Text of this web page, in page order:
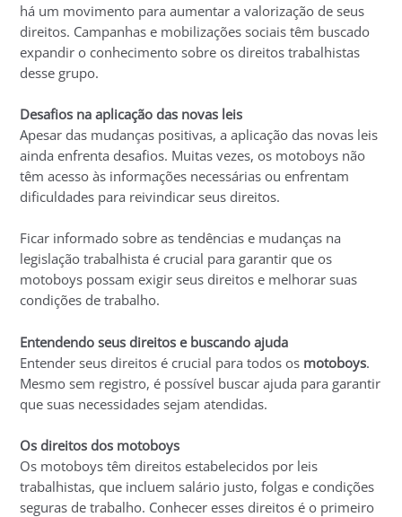
há um movimento para aumentar a valorização de seus
direitos. Campanhas e mobilizações sociais têm buscado
expandir o conhecimento sobre os direitos trabalhistas
desse grupo.
Desafios na aplicação das novas leis
Apesar das mudanças positivas, a aplicação das novas leis
ainda enfrenta desafios. Muitas vezes, os motoboys não
têm acesso às informações necessárias ou enfrentam
dificuldades para reivindicar seus direitos.
Ficar informado sobre as tendências e mudanças na
legislação trabalhista é crucial para garantir que os
motoboys possam exigir seus direitos e melhorar suas
condições de trabalho.
Entendendo seus direitos e buscando ajuda
Entender seus direitos é crucial para todos os motoboys.
Mesmo sem registro, é possível buscar ajuda para garantir
que suas necessidades sejam atendidas.
Os direitos dos motoboys
Os motoboys têm direitos estabelecidos por leis
trabalhistas, que incluem salário justo, folgas e condições
seguras de trabalho. Conhecer esses direitos é o primeiro